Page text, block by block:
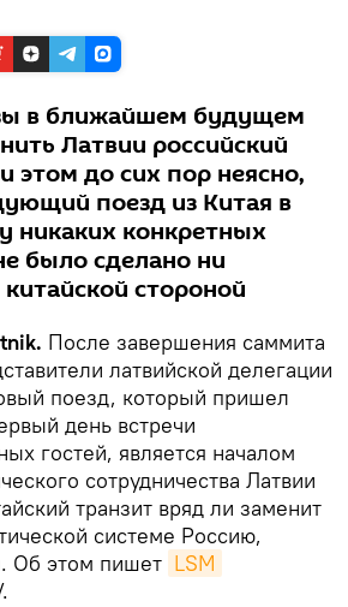
в ближайшем будущем
Латвии российский
этом до сих пор неясно,
поезд из Китая в
никаких конкретных
было сделано ни
стороной
После завершения саммита
латвийской делегации
поезд, который пришел
день встречи
гостей, является началом
сотрудничества Латвии
транзит вряд ли заменит
системе Россию,
Об этом пишет LSM